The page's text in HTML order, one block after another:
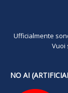
Ufficialmente
Vuoi
NO AI